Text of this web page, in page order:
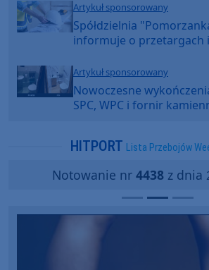
Artykuł sponsorowany
Spółdzielnia
informuje o przetargach
Artykuł sponsorowany
Nowoczesne
SPC, WPC i fornir
HITPORT Lista Przebojów
Notowanie nr 4438z dnia